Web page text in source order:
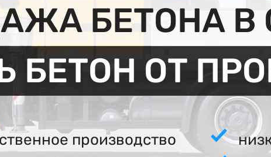
БЕТОНА В
БЕТОН ОТ
производство